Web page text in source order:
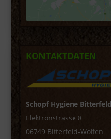
KONTAKTDATEN
Schopf Hygiene
Elektronstrasse 8
06749 Bitterfeld-Wolfen